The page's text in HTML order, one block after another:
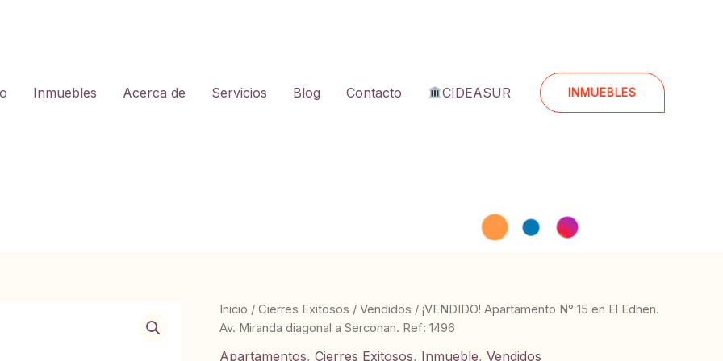
Inmuebles Acerca de Servicios Blog Contacto CIDEASUR INMUEBLES
Inicio / Cierres Exitosos / Vendidos / ¡VENDIDO! Apartamento N° 15 en El Edhen.
Av. Miranda diagonal a Serconan. Ref: 1496
Apartamentos, Cierres Exitosos, Inmueble, Vendidos